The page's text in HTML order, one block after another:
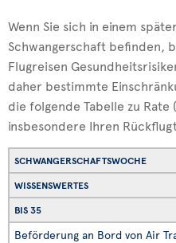
Wenn Sie sich in einem
Schwangerschaft befinden,
Flugreisen
daher bestimmte
die folgende Tabelle zu
insbesondere Ihren
SCHWANGERSCHAFTSWOCHE
WISSENSWERTES
BIS 35
Beförderung an Bord von Air